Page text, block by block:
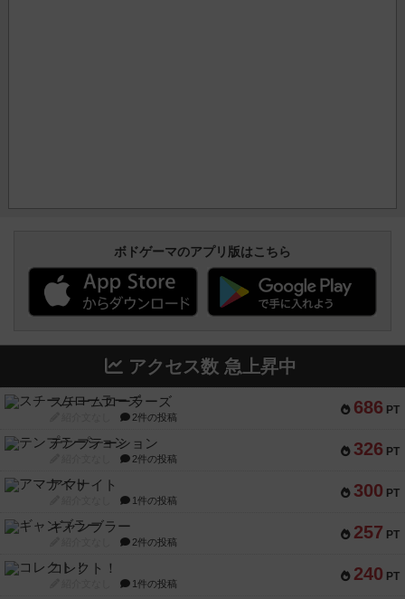
ボドゲーマのアプリ版はこちら
アクセス数 急上昇中
686 PT
スチームローラーズ
2件の投稿
326 PT
テンプテーション
2件の投稿
300 PT
アマナイト
1件の投稿
257 PT
ギャンブラー
2件の投稿
240 PT
コレクト！
1件の投稿